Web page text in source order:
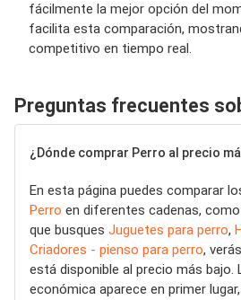
fácilmente la mejor opción del
facilita esta comparación,
competitivo en tiempo real.
Preguntas frecuentes
¿Dónde comprar Perro al precio
En esta página puedes comparar
Perro en diferentes cadenas, como
que busques Juguetes para perro,
Criadores - pienso para perro,
está disponible al precio más bajo.
económica aparece en primer